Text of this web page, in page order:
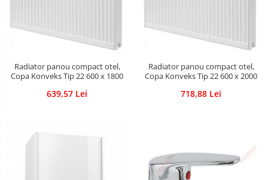
Radiator panou compact otel,
Copa Konveks Tip 22 600 x 1800
639,57 Lei
Radiator panou compact otel,
Copa Konveks Tip 22 600 x 2000
718,88 Lei